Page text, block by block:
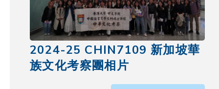
2024-25 CHIN7109 新加坡華
族文化考察團相片